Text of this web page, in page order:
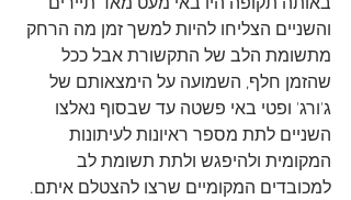
והשניים הצליחו להיות למשך זמן מה הרחק
מתשומת הלב של התקשורת אבל ככל
שהזמן חלף, השמועה על הימצאותם של
ג'ורג' ופטי באי פשטה עד שבסוף נאלצו
השניים לתת מספר ראיונות לעיתונות
המקומית ולהיפגש ולתת תשומת לב
למכובדים המקומיים שרצו להצטלם איתם.